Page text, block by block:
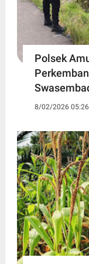
Polsek
8/02/2026